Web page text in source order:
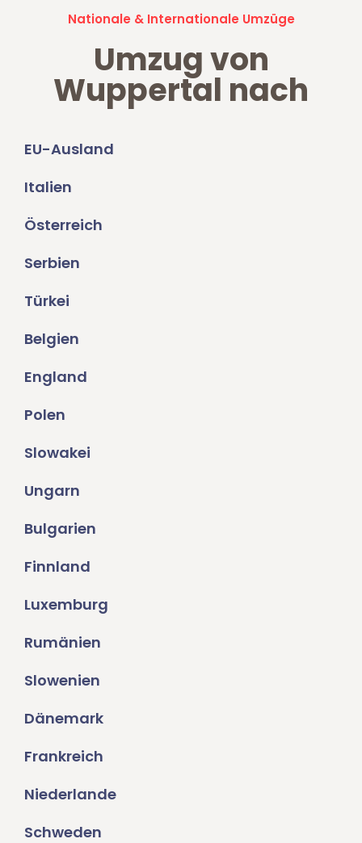
Nationale & Internationale Umzüge
Umzug von
Wuppertal nach
EU-Ausland
Italien
Österreich
Serbien
Türkei
Belgien
England
Polen
Slowakei
Ungarn
Bulgarien
Finnland
Luxemburg
Rumänien
Slowenien
Dänemark
Frankreich
Niederlande
Schweden